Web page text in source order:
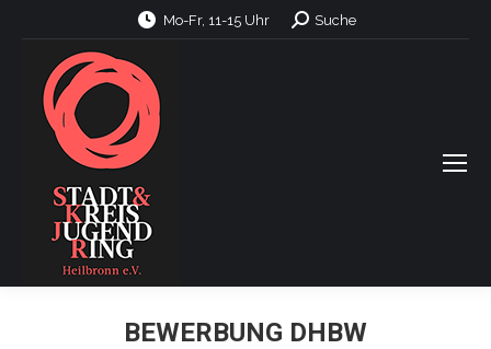
Mo-Fr, 11-15 Uhr Search:
Suche
BEWERBUNG DHBW